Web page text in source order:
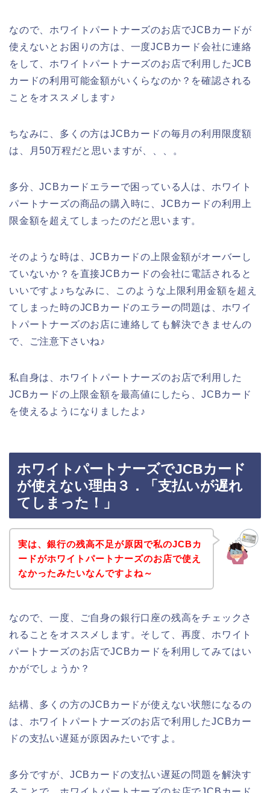
なので、ホワイトパートナーズのお店でJCBカードが
使えないとお困りの方は、一度JCBカード会社に連絡
をして、ホワイトパートナーズのお店で利用したJCB
カードの利用可能金額がいくらなのか？を確認される
ことをオススメします♪
ちなみに、多くの方はJCBカードの毎月の利用限度額
は、月50万程だと思いますが、、、。
多分、JCBカードエラーで困っている人は、ホワイト
パートナーズの商品の購入時に、JCBカードの利用上
限金額を超えてしまったのだと思います。
そのような時は、JCBカードの上限金額がオーバーし
ていないか？を直接JCBカードの会社に電話されると
いいですよ♪ちなみに、このような上限利用金額を超え
てしまった時のJCBカードのエラーの問題は、ホワイ
トパートナーズのお店に連絡しても解決できませんの
で、ご注意下さいね♪
私自身は、ホワイトパートナーズのお店で利用した
JCBカードの上限金額を最高値にしたら、JCBカード
を使えるようになりましたよ♪
ホワイトパートナーズでJCBカード
が使えない理由３．「支払いが遅れ
てしまった！」
実は、銀行の残高不足が原因で私のJCBカ
ードがホワイトパートナーズのお店で使え
なかったみたいなんですよね～
なので、一度、ご自身の銀行口座の残高をチェックさ
れることをオススメします。そして、再度、ホワイト
パートナーズのお店でJCBカードを利用してみてはい
かがでしょうか？
結構、多くの方のJCBカードが使えない状態になるの
は、ホワイトパートナーズのお店で利用したJCBカー
ドの支払い遅延が原因みたいですよ。
多分ですが、JCBカードの支払い遅延の問題を解決す